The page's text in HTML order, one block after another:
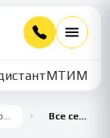
МТИММУ
Автоматические системы пожаротушения и связь Все семестры